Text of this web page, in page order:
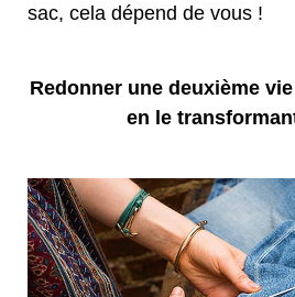
sac, cela dépend de vous !
Redonner une deuxième
en le